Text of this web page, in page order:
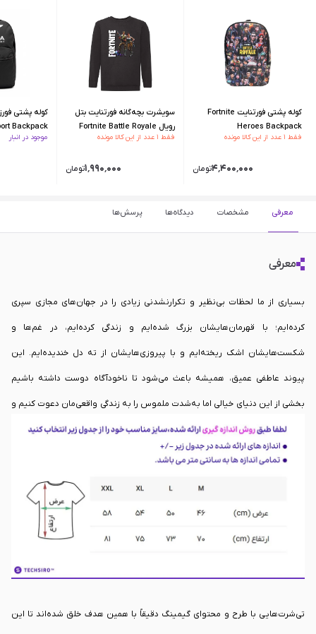
کوله پشتی فورتنایت Fortnite
Heroes Backpack
فقط ۱ عدد از این کالا مونده
۴٬۴۰۰٬۰۰۰تومان
سویشرت بچه‌گانه فورتنایت بتل
رویال Fortnite Battle Royale
Sweatshirt - 128 CM
فقط ۱ عدد از این کالا مونده
۱٬۹۹۰٬۰۰۰تومان
کوله پشتی
Backpack
موجود در انبار
معرفی مشخصات دیدگاه‌ها پرسش‌ها
معرفی
بسیاری از ما لحظات بی‌نظیر و تکرارنشدنی زیادی را در جهان‌های مجازی سپری
کرده‌ایم؛ با قهرمان‌هایشان بزرگ شده‌ایم و زندگی کرده‌ایم، در غم‌ها و
شکست‌هایشان اشک ریخته‌ایم و با پیروزی‌هایشان از ته دل خندیده‌ایم. این
پیوند عاطفی عمیق، همیشه باعث می‌شود تا ناخودآگاه دوست داشته باشیم
بخشی از این دنیای خیالی اما به‌شدت ملموس را به زندگی واقعی‌مان دعوت کنیم و
از داشتن یک نماد فیزیکی از آن خاطرات خاص لذت ببریم. در واقع، ما همیشه به
دنبال راهی هستیم تا هویت و علاقه‌ی خودمان را در دنیای بیرون از مانیتورها نیز
تی‌شرت‌هایی با طرح و محتوای گیمینگ دقیقاً با همین هدف خلق شده‌اند تا این